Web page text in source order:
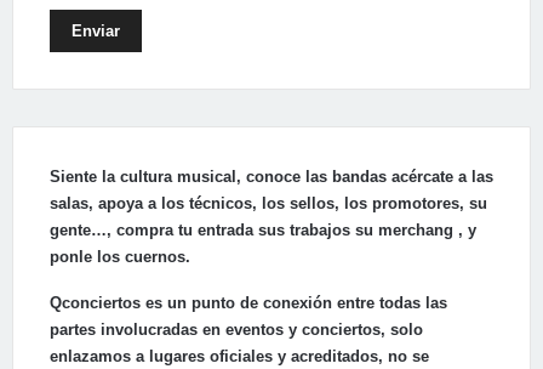
Enviar
Siente la cultura musical, conoce las bandas acércate a las
salas, apoya a los técnicos, los sellos, los promotores, su
gente…, compra tu entrada sus trabajos su merchang , y
ponle los cuernos.
Qconciertos es un punto de conexión entre todas las
partes involucradas en eventos y conciertos, solo
enlazamos a lugares oficiales y acreditados, no se